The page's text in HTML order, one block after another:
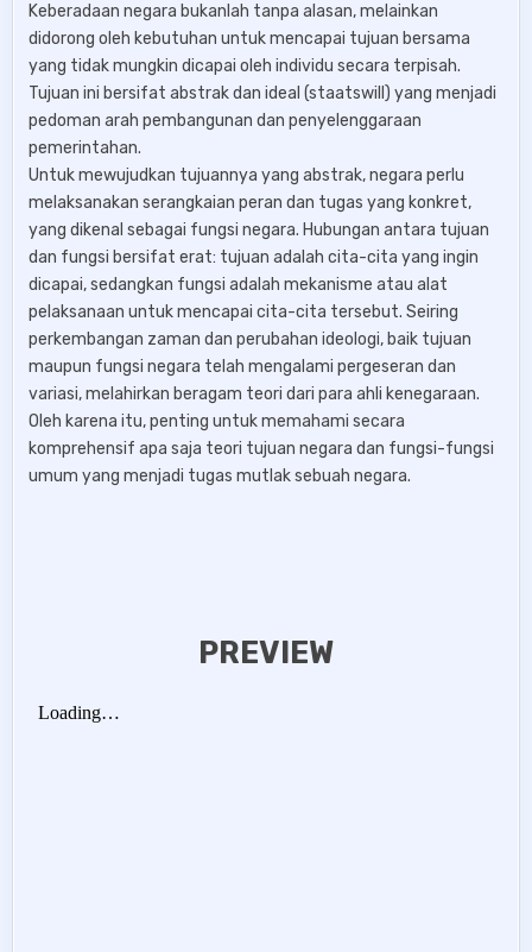
Keberadaan negara bukanlah tanpa alasan, melainkan
didorong oleh kebutuhan untuk mencapai tujuan bersama
yang tidak mungkin dicapai oleh individu secara terpisah.
Tujuan ini bersifat abstrak dan ideal (staatswill) yang menjadi
pedoman arah pembangunan dan penyelenggaraan
pemerintahan.
Untuk mewujudkan tujuannya yang abstrak, negara perlu
melaksanakan serangkaian peran dan tugas yang konkret,
yang dikenal sebagai fungsi negara. Hubungan antara tujuan
dan fungsi bersifat erat: tujuan adalah cita-cita yang ingin
dicapai, sedangkan fungsi adalah mekanisme atau alat
pelaksanaan untuk mencapai cita-cita tersebut. Seiring
perkembangan zaman dan perubahan ideologi, baik tujuan
maupun fungsi negara telah mengalami pergeseran dan
variasi, melahirkan beragam teori dari para ahli kenegaraan.
Oleh karena itu, penting untuk memahami secara
komprehensif apa saja teori tujuan negara dan fungsi-fungsi
umum yang menjadi tugas mutlak sebuah negara.
PREVIEW